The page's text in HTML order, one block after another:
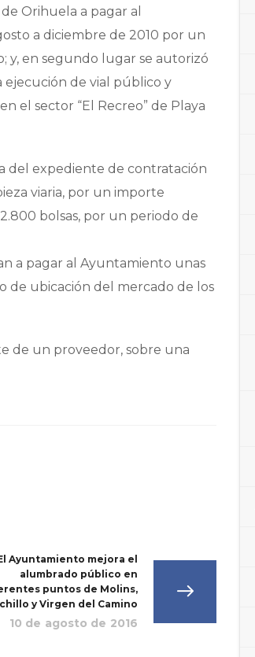
Orihuela a pagar al
a diciembre de 2010 por un
y, en segundo lugar se autorizó
ejecución de vial público y
el sector “El Recreo” de Playa
del expediente de contratación
viaria, por un importe
bolsas, por un periodo de
a pagar al Ayuntamiento unas
de ubicación del mercado de los
de un proveedor, sobre una
Ayuntamiento mejora el
alumbrado público en
puntos de Molins,
y Virgen del Camino
10 de agosto de 2016